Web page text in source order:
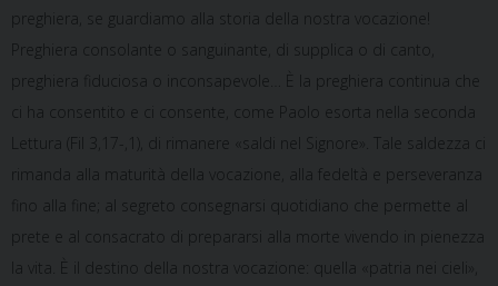
preghiera, se guardiamo alla storia della nostra vocazione!
Preghiera consolante o sanguinante, di supplica o di canto,
preghiera fiduciosa o inconsapevole… È la preghiera continua che
ci ha consentito e ci consente, come Paolo esorta nella seconda
Lettura (Fil 3,17-,1), di rimanere «saldi nel Signore». Tale saldezza ci
rimanda alla maturità della vocazione, alla fedeltà e perseveranza
fino alla fine; al segreto consegnarsi quotidiano che permette al
prete e al consacrato di prepararsi alla morte vivendo in pienezza
la vita. È il destino della nostra vocazione: quella «patria nei cieli»,